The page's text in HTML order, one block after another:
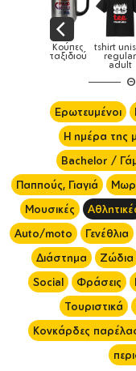
tshirt unisex
regular
adult
tshirt
Ερωτευμένοι
Η ημέρα της
Bachelor /
Παππούς, Γιαγιά
Μουσικές
Auto/moto
Γενέθλια
Διάστημα
Ζώδια
Social
Φράσεις
Τουριστικά
Κονκάρδες